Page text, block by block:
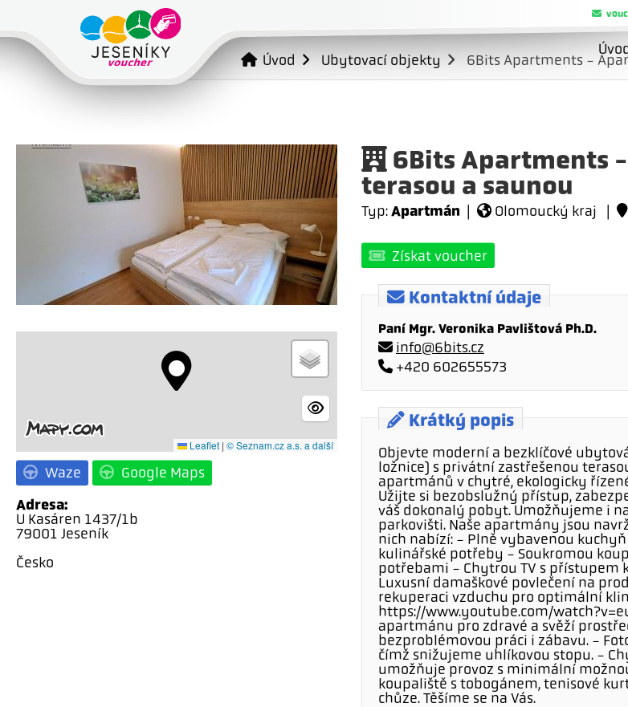
Úvod Ubytovací objekty 6Bits Apartments -
Leaflet | © Seznam.cz a.s. a další
Waze Google Maps
Adresa:
U Kasáren 1437/1b
79001 Jeseník
Česko
6Bits Apartments
terasou a saunou
Typ: Apartmán Olomoucký kraj |
Získat voucher
Kontaktní údaje
Paní Mgr. Veronika Pavlištová Ph.D.
info@6bits.cz
+420 602655573
Krátký popis
Objevte moderní a bezklíčové
ložnice) s privátní zastřešenou
apartmánů v chytré, ekologicky
Užijte si bezobslužný přístup,
váš dokonalý pobyt. Umožňujeme i
parkovišti. Naše apartmány jsou
nich nabízí: - Plně vybavenou
kulinářské potřeby - Soukromou
potřebami - Chytrou TV s přístupem
Luxusní damaškové povlečení na
rekuperaci vzduchu pro optimální
https://www.youtube.com/
apartmánu pro zdravé a svěží
bezproblémovou práci i zábavu. -
čímž snižujeme uhlíkovou stopu. -
umožňuje provoz s minimální
koupaliště s tobogánem, tenisové
chůze. Těšíme se na Vás.